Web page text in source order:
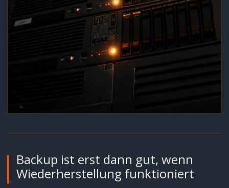
Backup ist erst dann gut, wenn
Wiederherstellung funktioniert